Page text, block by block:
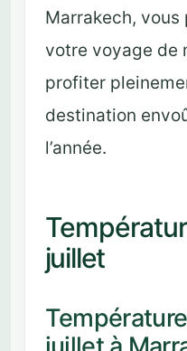
Marrakech,
votre voyage de
profiter
destination
l’année.
juillet